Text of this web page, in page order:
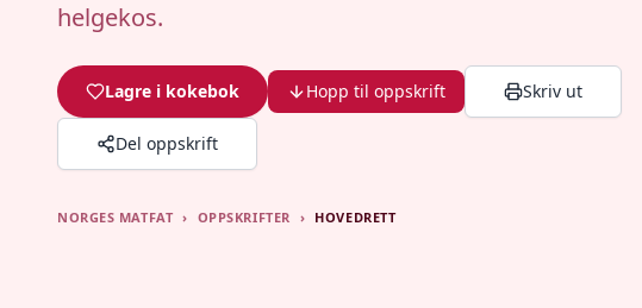
helgekos.
Lagre i kokebok Hopp til oppskrift Skriv ut
Del oppskrift
NORGES MATFAT › OPPSKRIFTER › HOVEDRETT